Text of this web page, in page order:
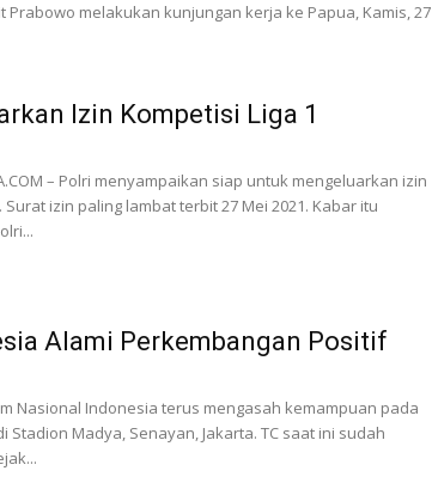
Prabowo melakukan kunjungan kerja ke Papua, Kamis, 27
Izin Kompetisi Liga 1
– Polri menyampaikan siap untuk mengeluarkan izin
izin paling lambat terbit 27 Mei 2021. Kabar itu
Alami Perkembangan Positif
Nasional Indonesia terus mengasah kemampuan pada
Stadion Madya, Senayan, Jakarta. TC saat ini sudah